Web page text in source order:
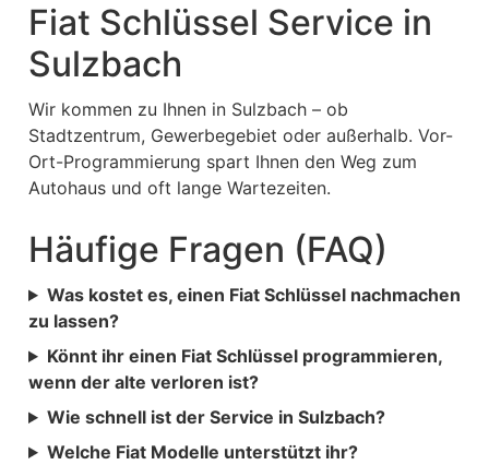
Fiat Schlüssel Service in
Sulzbach
Wir kommen zu Ihnen in Sulzbach – ob
Stadtzentrum, Gewerbegebiet oder außerhalb. Vor-
Ort-Programmierung spart Ihnen den Weg zum
Autohaus und oft lange Wartezeiten.
Häufige Fragen (FAQ)
Was kostet es, einen Fiat Schlüssel nachmachen
zu lassen?
Könnt ihr einen Fiat Schlüssel programmieren,
wenn der alte verloren ist?
Wie schnell ist der Service in Sulzbach?
Welche Fiat Modelle unterstützt ihr?